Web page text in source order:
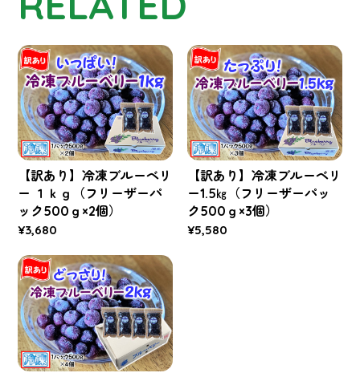
【訳あり】冷凍ブルーベリ
ー １ｋｇ（フリーザーパ
ック500ｇ×2個）
¥3,680
【訳あり】冷凍ブルーベリ
ー1.5㎏（フリーザーパッ
ク500ｇ×3個）
¥5,580